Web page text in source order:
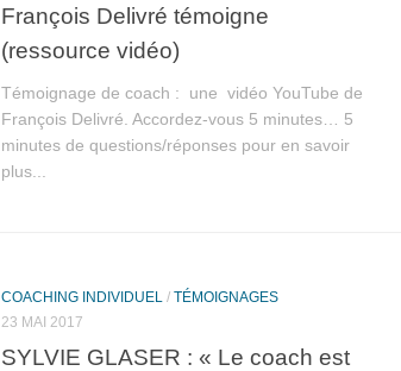
François Delivré témoigne
(ressource vidéo)
Témoignage de coach : une vidéo YouTube de
François Delivré. Accordez-vous 5 minutes… 5
minutes de questions/réponses pour en savoir
plus...
COACHING INDIVIDUEL / TÉMOIGNAGES
23 MAI 2017
SYLVIE GLASER : « Le coach est